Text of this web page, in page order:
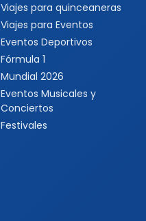
Viajes para quinceaneras
Viajes para Eventos
Eventos Deportivos
Fórmula 1
Mundial 2026
Eventos Musicales y
Conciertos
Festivales